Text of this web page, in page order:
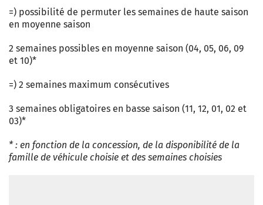
=) possibilité de permuter les semaines de haute saison
en moyenne saison
2 semaines possibles en moyenne saison (04, 05, 06, 09
et 10)*
=) 2 semaines maximum consécutives
3 semaines obligatoires en basse saison (11, 12, 01, 02 et
03)*
* : en fonction de la concession, de la disponibilité de la
famille de véhicule choisie et des semaines choisies